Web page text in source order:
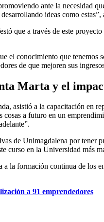
ante la necesidad
ideas como estas”,
que a través de este
el conocimiento que
de que mejoren sus
Marta y el
asistió a la capacitación en
a futuro en un
de Unimagdalena por tener
curso en la Universidad más
a la formación continua de los
a 91 emprendedores